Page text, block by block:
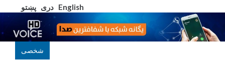
English دری پښتو
شخصی